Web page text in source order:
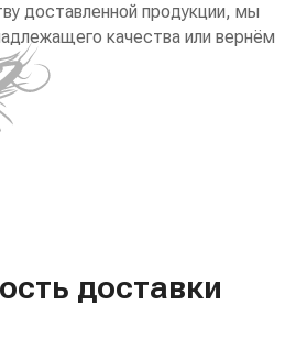
доставленной продукции, мы
качества или вернём
доставки